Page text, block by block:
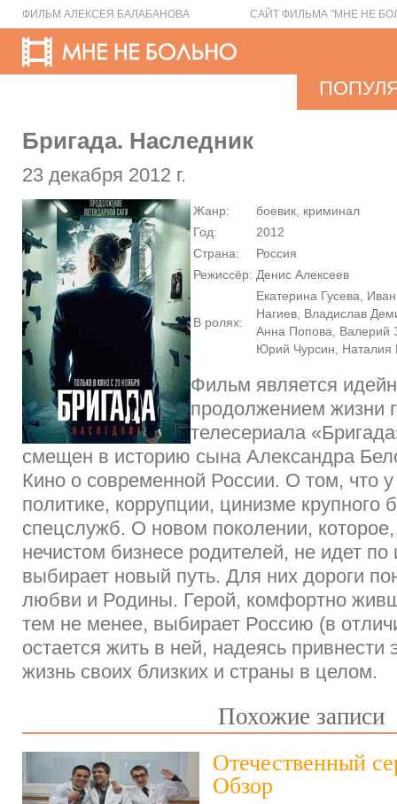
ФИЛЬМ АЛЕКСЕЯ БАЛАБАНОВА САЙТ ФИЛЬМА "МНЕ НЕ
Бригада. Наследник
23 декабря 2012 г.
Жанр:
боевик, криминал
Год:
2012
Страна:
Россия
Режиссёр: Денис Алексеев
В ролях:
Екатерина Гусева,
Нагиев, Владислав
Анна Попова, Валерий
Юрий Чурсин, Наталия
Фильм является
продолжением жизни
телесериала
смещен в историю сына Александра
Кино о современной России. О том, что у
политике, коррупции, цинизме крупного
спецслужб. О новом поколении,
нечистом бизнесе родителей, не идет по
выбирает новый путь. Для них дороги
любви и Родины. Герой, комфортно
тем не менее, выбирает Россию (в
остается жить в ней, надеясь привнести
жизнь своих близких и страны в целом.
Похожие записи
Отечественный
Обзор